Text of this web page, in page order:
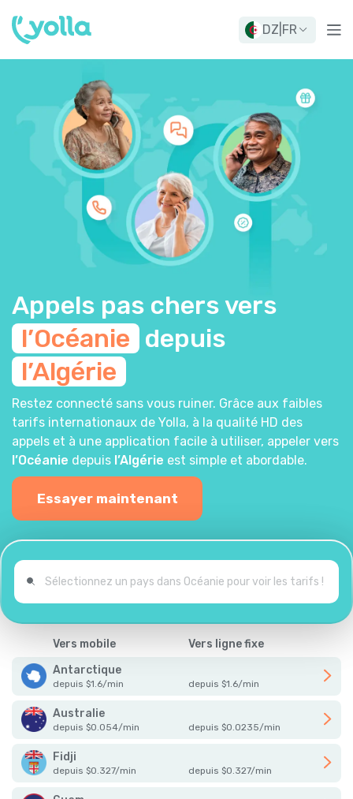
DZ FR
Appels pas chers vers
l’Océanie depuis
l’Algérie
Restez connecté sans vous ruiner. Grâce aux faibles
tarifs internationaux de Yolla, à la qualité HD des
appels et à une application facile à utiliser, appeler vers
l’Océanie depuis l’Algérie est simple et abordable.
Essayer maintenant
Vers mobile
Vers ligne fixe
Antarctique
depuis $1.6/min depuis $1.6/min
Australie
depuis $0.054/min depuis $0.0235/min
Fidji
depuis $0.327/min depuis $0.327/min